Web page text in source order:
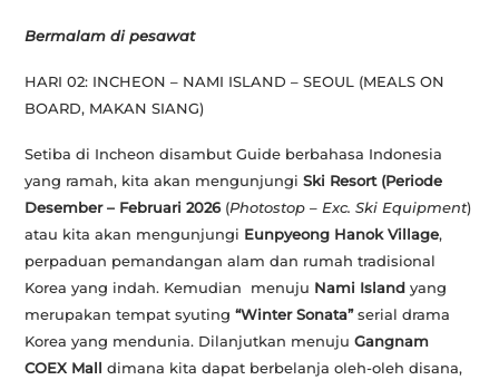
Bermalam di pesawat
HARI 02: INCHEON – NAMI ISLAND – SEOUL (MEALS ON
BOARD, MAKAN SIANG)
Setiba di Incheon disambut Guide berbahasa Indonesia
yang ramah, kita akan mengunjungiSki Resort (Periode
Desember – Februari 2026 (Photostop – Exc. Ski Equipment)
atau kita akan mengunjungi Eunpyeong Hanok Village,
perpaduan pemandangan alam dan rumah tradisional
Korea yang indah. Kemudian menuju Nami Island yang
merupakan tempat syuting“Winter Sonata”serial drama
Korea yang mendunia. Dilanjutkan menujuGangnam
COEX Malldimana kita dapat berbelanja oleh-oleh disana,